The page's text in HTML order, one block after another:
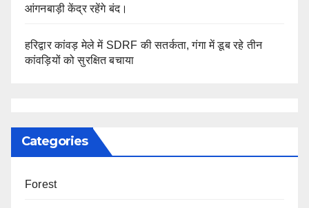
आंगनबाड़ी केंद्र रहेंगे बंद।
हरिद्वार कांवड़ मेले में SDRF की सतर्कता, गंगा में डूब रहे तीन
कांवड़ियों को सुरक्षित बचाया
Categories
Forest